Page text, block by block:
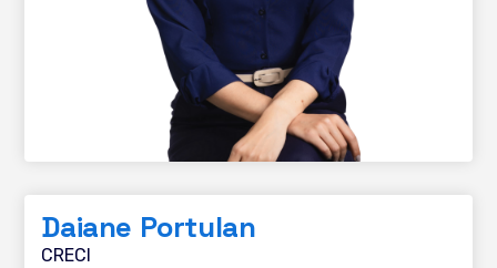
Daiane Portulan
CRECI